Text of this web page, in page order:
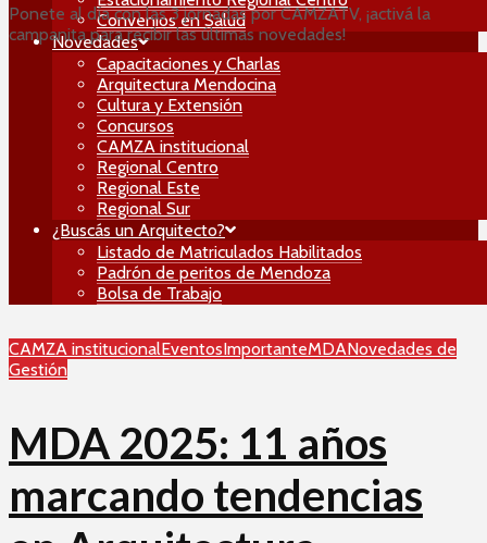
Convenios en Salud
Novedades
Capacitaciones y Charlas
Arquitectura Mendocina
Cultura y Extensión
Concursos
CAMZA institucional
Regional Centro
Regional Este
Regional Sur
¿Buscás un Arquitecto?
Listado de Matriculados Habilitados
Padrón de peritos de Mendoza
Bolsa de Trabajo
Ponete al día con las 3 jornadas por CAMZATV, ¡activá la
campanita para recibir las últimas novedades!
CAMZA institucionalEventosImportanteMDANovedades de
Gestión
MDA 2025: 11 años
marcando tendencias